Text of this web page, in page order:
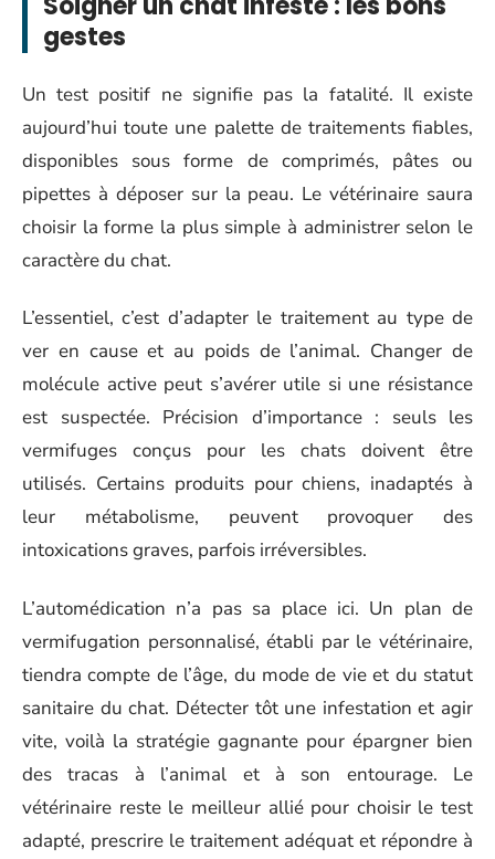
gestes
Un test positif ne signifie pas la fatalité. Il existe
aujourd’hui toute une palette de traitements fiables,
disponibles sous forme de comprimés, pâtes ou
pipettes à déposer sur la peau. Le vétérinaire saura
choisir la forme la plus simple à administrer selon le
caractère du chat.
L’essentiel, c’est d’adapter le traitement au type de
ver en cause et au poids de l’animal. Changer de
molécule active peut s’avérer utile si une résistance
est suspectée. Précision d’importance : seuls les
vermifuges conçus pour les chats doivent être
utilisés. Certains produits pour chiens, inadaptés à
leur métabolisme, peuvent provoquer des
intoxications graves, parfois irréversibles.
L’automédication n’a pas sa place ici. Un plan de
vermifugation personnalisé, établi par le vétérinaire,
tiendra compte de l’âge, du mode de vie et du statut
sanitaire du chat. Détecter tôt une infestation et agir
vite, voilà la stratégie gagnante pour épargner bien
des tracas à l’animal et à son entourage. Le
vétérinaire reste le meilleur allié pour choisir le test
adapté, prescrire le traitement adéquat et répondre à